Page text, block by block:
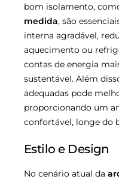
bom isolamento,
medida, são
interna agradável,
aquecimento ou
contas de energia
sustentável. Além
adequadas pode
proporcionando um
confortável, longe do
Estilo e Design
No cenário atual da